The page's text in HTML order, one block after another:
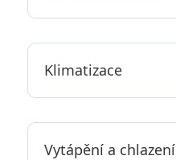
Klimatizace
Vytápění a chlazení